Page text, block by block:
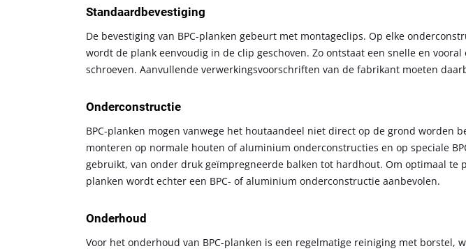
Standaardbevestiging
De bevestiging van BPC-planken gebeurt met montageclips. Op elke
wordt de plank eenvoudig in de clip geschoven. Zo ontstaat een snelle en
schroeven. Aanvullende verwerkingsvoorschriften van de fabrikant moeten
Onderconstructie
BPC-planken mogen vanwege het houtaandeel niet direct op de grond worden
monteren op normale houten of aluminium onderconstructies en op speciale
gebruikt, van onder druk geïmpregneerde balken tot hardhout. Om optimaal te
planken wordt echter een BPC- of aluminium onderconstructie aanbevolen.
Onderhoud
Voor het onderhoud van BPC-planken is een regelmatige reiniging met borstel,